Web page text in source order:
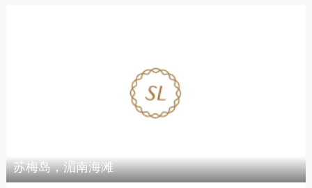
苏梅岛，湄南海滩